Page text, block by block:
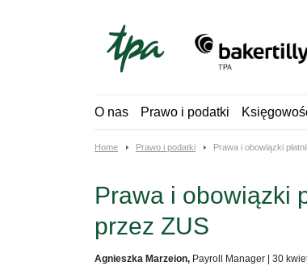
O nas Prawo i podatki
Home Prawo i podatki Prawa i obowiązki
Prawa i obowiązki
przez ZUS
Agnieszka Marzeion, Payroll Manager 30